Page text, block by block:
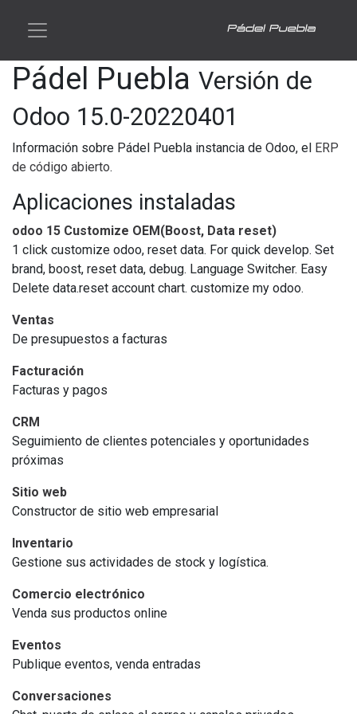
Pádel Puebla Versión de
Odoo 15.0-20220401
Información sobre Pádel Puebla instancia de Odoo, el ERP
de código abierto.
Aplicaciones instaladas
odoo 15 Customize OEM(Boost, Data reset)
1 click customize odoo, reset data. For quick develop. Set
brand, boost, reset data, debug. Language Switcher. Easy
Delete data.reset account chart. customize my odoo.
Ventas
De presupuestos a facturas
Facturación
Facturas y pagos
CRM
Seguimiento de clientes potenciales y oportunidades
próximas
Sitio web
Constructor de sitio web empresarial
Inventario
Gestione sus actividades de stock y logística.
Comercio electrónico
Venda sus productos online
Eventos
Publique eventos, venda entradas
Conversaciones